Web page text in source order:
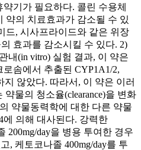
기가 필요하다. 콜린 수용체
약의 치료효과가 감소될 수 있
, 시사프라이드와 같은 위장
효과를 감소시킬 수 있다. 2)
내(in vitro) 실험 결과, 이 약은
솜에서 추출된 CYP1A1/2,
지 않았다. 따라서, 이 약은 이러
물의 청소율(clearance)을 변화
약물동력학에 대한 다른 약물
의해 대사된다. 강력한
200mg/day을 병용 투여한 경우
, 케토코나졸 400mg/day를 투